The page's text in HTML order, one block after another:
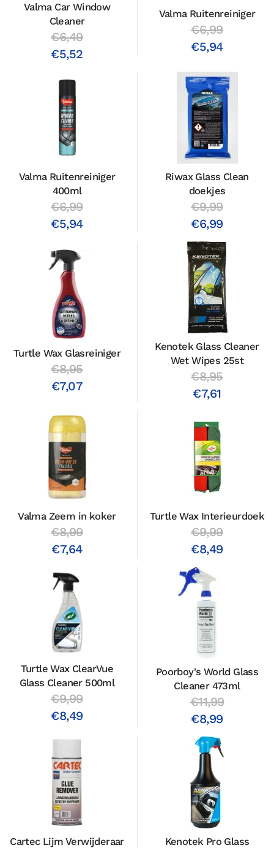
Valma Car Window
Cleaner
€6,49
€5,52
Valma Ruitenreiniger
€6,99
€5,94
Valma Ruitenreiniger
400ml
€6,99
€5,94
Riwax Glass Clean
doekjes
€9,99
€6,99
Turtle Wax Glasreiniger
€8,95
€7,07
Kenotek Glass Cleaner
Wet Wipes 25st
€8,95
€7,61
Valma Zeem in koker
€8,99
€7,64
Turtle Wax Interieurdoek
€9,99
€8,49
Turtle Wax ClearVue
Glass Cleaner 500ml
€9,99
€8,49
Poorboy's World Glass
Cleaner 473ml
€11,99
€8,99
Cartec Lijm Verwijderaar Kenotek Pro Glass